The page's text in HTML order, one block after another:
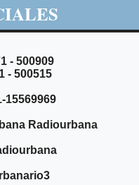
- 500909
15569969
Radiourbana